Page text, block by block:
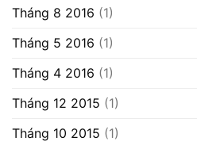
Tháng 8 2016 (1)
Tháng 5 2016 (1)
Tháng 4 2016 (1)
Tháng 12 2015 (1)
Tháng 10 2015 (1)